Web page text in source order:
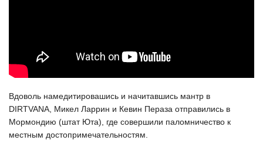
Вдоволь намедитировашись и начитавшись мантр в
DIRTVANA, Микел Ларрин и Кевин Пераза отправились в
Мормондию (штат Юта), где совершили паломничество к
местным достопримечательностям.